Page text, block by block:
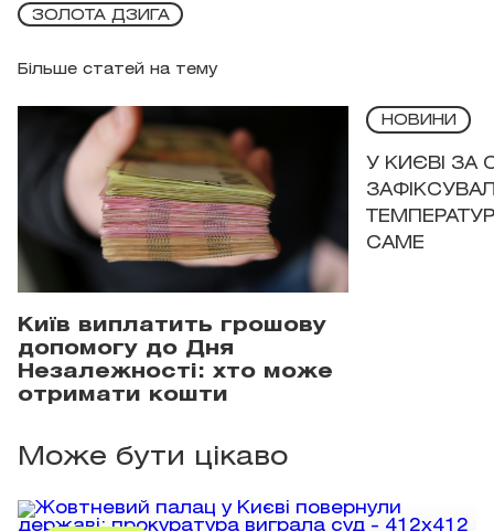
Більше статей на тему
ЗОЛОТА ДЗИГА
Київ виплатить грошову
допомогу до Дня
Незалежності: хто може
отримати кошти
НОВИНИ
У КИЄВІ ЗА
САМЕ
Може бути цікаво